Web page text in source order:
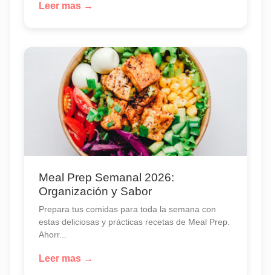
Leer mas →
Meal Prep Semanal 2026:
Organización y Sabor
Prepara tus comidas para toda la semana con
estas deliciosas y prácticas recetas de Meal Prep.
Ahorr...
Leer mas →